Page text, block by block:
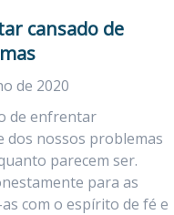
cansado de
de 2020
de enfrentar
dos nossos problemas
parecem ser.
para as
com o espírito de fé e